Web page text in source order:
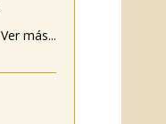
Ver más...